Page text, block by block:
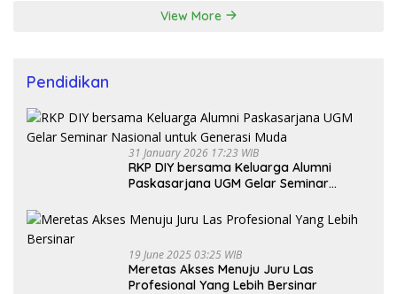
View More
Pendidikan
31 January 2026 17:23 WIB
RKP DIY bersama Keluarga Alumni
Paskasarjana UGM Gelar Seminar
19 June 2025 03:25 WIB
Meretas Akses Menuju Juru Las
Profesional Yang Lebih Bersinar